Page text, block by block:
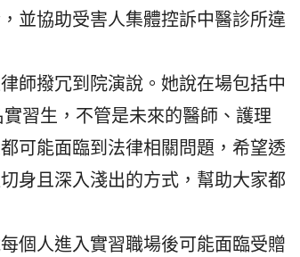
並協助受害人集體控訴中醫診所違
師撥冗到院演說。她說在場包括中
習生，不管是未來的醫師、護理
可能面臨到法律相關問題，希望透
身且深入淺出的方式，幫助大家都
個人進入實習職場後可能面臨受贈